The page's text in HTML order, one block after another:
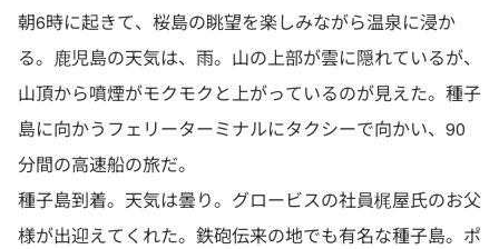
朝6時に起きて、桜島の眺望を楽しみながら温泉に浸か
る。鹿児島の天気は、雨。山の上部が雲に隠れているが、
山頂から噴煙がモクモクと上がっているのが見えた。種子
島に向かうフェリーターミナルにタクシーで向かい、90
分間の高速船の旅だ。
種子島到着。天気は曇り。グロービスの社員梶屋氏のお父
様が出迎えてくれた。鉄砲伝来の地でも有名な種子島。ポ